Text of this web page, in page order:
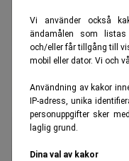
Vi använder också
ändamålen som
och/eller får tillgång till
mobil eller dator. Vi och
Användning av kakor
IP-adress, unika
personuppgifter sker
laglig grund.
Dina val av kakor